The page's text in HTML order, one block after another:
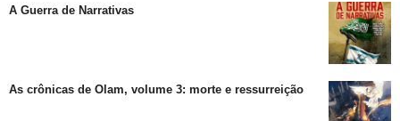
A Guerra de Narrativas
As crônicas de Olam, volume 3: morte e ressurreição